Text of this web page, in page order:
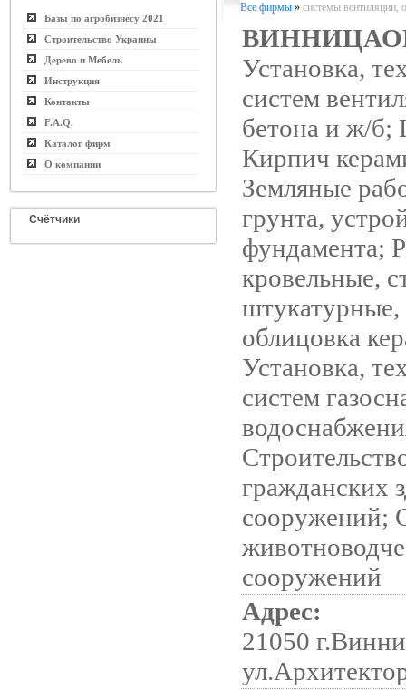
Базы по агробизнесу 2021
Строительство Украины
Дерево и Мебель
Инструкция
Контакты
F.A.Q.
Каталог фирм
О компании
Счётчики
Все фирмы» системы вентиляции,
Установка,
систем
бетона и ж/б;
Кирпич
Земляные
грунта,
фундамента;
кровельные,
штукатурные,
облицовка
Установка,
систем
гражданских
сооружений;
сооружений
Адрес:
21050